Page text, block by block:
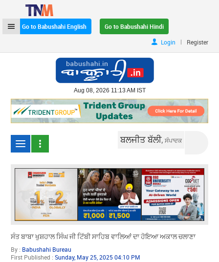
Go to Babushahi English
Go to Babushahi Hindi
Login
| Register
Aug 08, 2026 11:13 AM IST
ਬਲਜੀਤ ਬੱਲੀ,ਸੰਪਾਦਕ
ਸੰਤ ਬਾਬਾ ਖੁਸ਼ਹਾਲ ਸਿੰਘ ਜੀ ਟਿੱਬੀ ਸਾਹਿਬ ਵਾਲਿਆਂ ਦਾ ਹੋਇਆ ਅਕਾਲ ਚਲਾਣਾ
By : Babushahi Bureau
First Published :Sunday, May 25, 2025 04:10 PM